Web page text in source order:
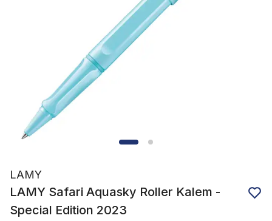
LAMY
LAMY Safari Aquasky Roller Kalem -
Special Edition 2023